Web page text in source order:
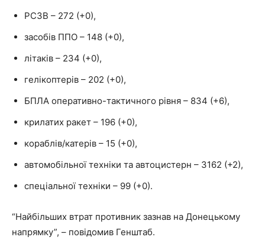
РСЗВ – 272 (+0),
засобів ППО – 148 (+0),
літаків – 234 (+0),
гелікоптерів – 202 (+0),
БПЛА оперативно-тактичного рівня – 834 (+6),
крилатих ракет – 196 (+0),
кораблів/катерів – 15 (+0),
автомобільної техніки та автоцистерн – 3162 (+2),
спеціальної техніки – 99 (+0).
“Найбільших втрат противник зазнав на Донецькому
напрямку”, – повідомив Генштаб.